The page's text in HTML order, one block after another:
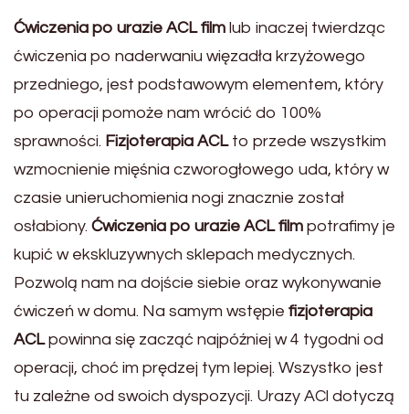
Ćwiczenia po urazie ACL film lub inaczej twierdząc
ćwiczenia po naderwaniu więzadła krzyżowego
przedniego, jest podstawowym elementem, który
po operacji pomoże nam wrócić do 100%
sprawności. Fizjoterapia ACLto przede wszystkim
wzmocnienie mięśnia czworogłowego uda, który w
czasie unieruchomienia nogi znacznie został
osłabiony. Ćwiczenia po urazie ACL film potrafimy je
kupić w ekskluzywnych sklepach medycznych.
Pozwolą nam na dojście siebie oraz wykonywanie
ćwiczeń w domu. Na samym wstępie fizjoterapia
ACLpowinna się zacząć najpóźniej w 4 tygodni od
operacji, choć im prędzej tym lepiej. Wszystko jest
tu zależne od swoich dyspozycji. Urazy ACl dotyczą